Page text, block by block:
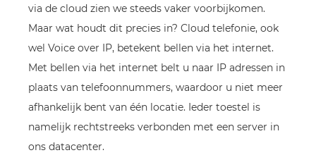
via de cloud zien we steeds vaker voorbijkomen.
Maar wat houdt dit precies in? Cloud telefonie, ook
wel Voice over IP, betekent bellen via het internet.
Met bellen via het internet belt u naar IP adressen in
plaats van telefoonnummers, waardoor u niet meer
afhankelijk bent van één locatie. Ieder toestel is
namelijk rechtstreeks verbonden met een server in
ons datacenter.